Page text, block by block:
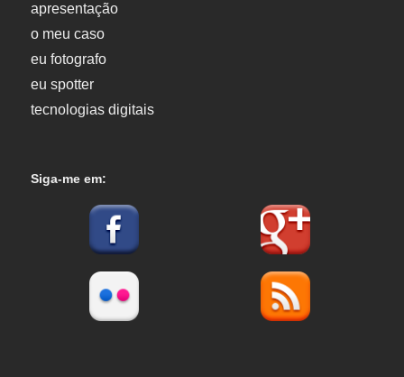
apresentação
o meu caso
eu fotografo
eu spotter
tecnologias digitais
Siga-me em: